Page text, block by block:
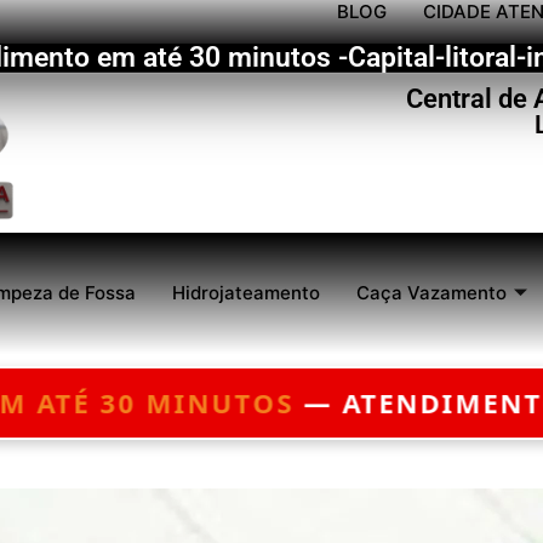
BLOG CIDADE
em até 30 minutos -Capital-litoral-
Central de
de Fossa Hidrojateamento Caça Vazamento
24 HORAS — ORÇAMENTO